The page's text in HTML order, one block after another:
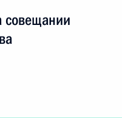
совещании